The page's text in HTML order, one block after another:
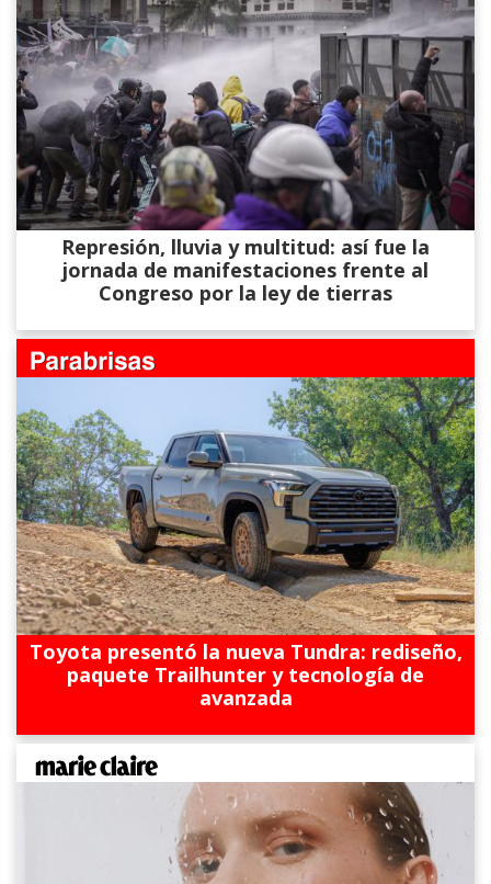
Represión, lluvia y multitud: así fue la
jornada de manifestaciones frente al
Congreso por la ley de tierras
Toyota presentó la nueva Tundra: rediseño,
paquete Trailhunter y tecnología de
avanzada